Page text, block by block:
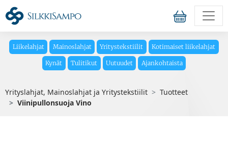
Liikelahjat Mainoslahjat Yritystekstiilit Kotimaiset liikelahjat
Kynät Tulitikut Uutuudet Ajankohtaista
Yrityslahjat, Mainoslahjat ja Yritystekstiilit
Tuotteet
Viinipullonsuoja Vino